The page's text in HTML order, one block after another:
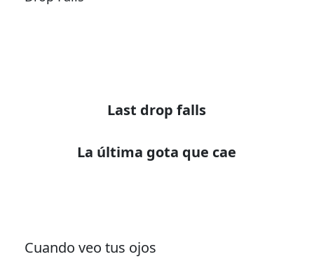
Last drop falls
Cuando veo tus ojos